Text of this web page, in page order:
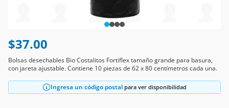
$37.00
Bolsas desechables Bio Costalitos Fortiflex tamaño grande para basura,
con jareta ajustable. Contiene 10 piezas de 62 x 80 centímetros cada una.
Ingresa un código postal para ver disponibilidad